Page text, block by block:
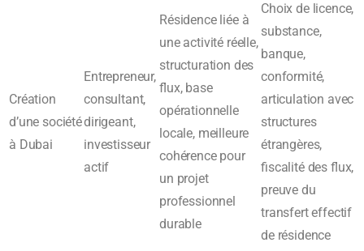
Création
d’une société
à Dubai
Entrepreneur,
consultant,
dirigeant,
investisseur
actif
Résidence liée à
une activité réelle,
structuration des
flux, base
opérationnelle
locale, meilleure
cohérence pour
un projet
professionnel
durable
Choix de licence,
substance,
banque,
conformité,
articulation avec
structures
étrangères,
fiscalité des flux,
preuve du
transfert effectif
de résidence